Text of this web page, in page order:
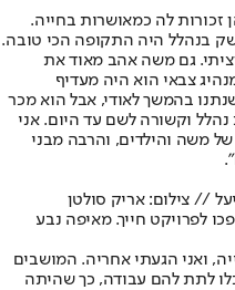
לה כמאושרות בחייה.
בנהלל היה התקופה הכי טובה.
גם משה אהב מאוד את
צבאי הוא היה מעדיף
בהמשך לאודי, אבל הוא מכר
וקשורה לשם עד היום. אני
משה והילדים, והרבה מבני
// צילום: אריק סולטן
לפרויקט חייך. מאיפה נבע
ואני הגעתי אחריה. המושבים
לתת להם עבודה, כך שהיתה